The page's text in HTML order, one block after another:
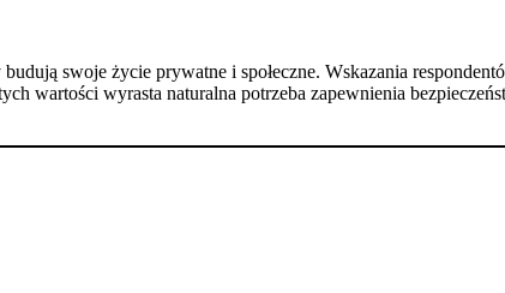
swoje życie prywatne i społeczne. Wskazania
wartości wyrasta naturalna potrzeba zapewnienia